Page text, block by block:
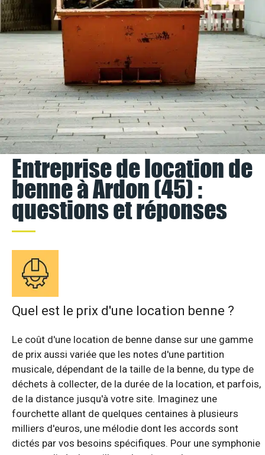
Entreprise de location de
benne à Ardon (45) :
questions et réponses
Quel est le prix d'une location benne ?
Le coût d'une location de benne danse sur une gamme
de prix aussi variée que les notes d'une partition
musicale, dépendant de la taille de la benne, du type de
déchets à collecter, de la durée de la location, et parfois,
de la distance jusqu'à votre site. Imaginez une
fourchette allant de quelques centaines à plusieurs
milliers d'euros, une mélodie dont les accords sont
dictés par vos besoins spécifiques. Pour une symphonie